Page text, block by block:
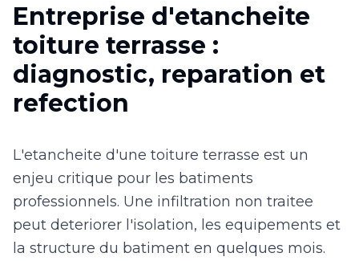
Entreprise d'etancheite
toiture terrasse :
diagnostic, reparation et
refection
L'etancheite d'une toiture terrasse est un
enjeu critique pour les batiments
professionnels. Une infiltration non traitee
peut deteriorer l'isolation, les equipements et
la structure du batiment en quelques mois.